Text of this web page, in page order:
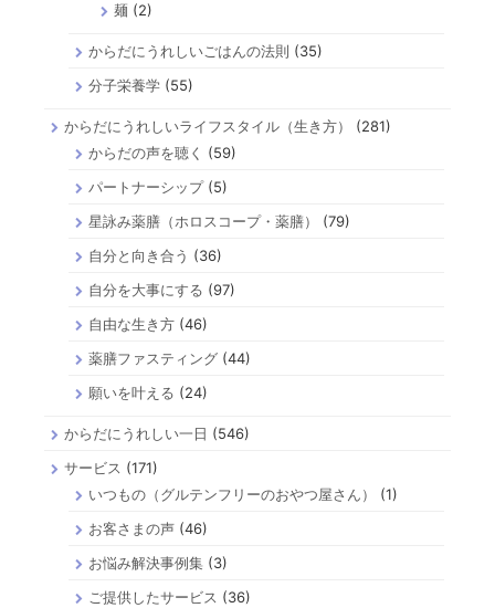
麺 (2)
からだにうれしいごはんの法則 (35)
分子栄養学 (55)
からだにうれしいライフスタイル（生き方）
(281)
からだの声を聴く
(59)
パートナーシップ(5)
星詠み薬膳（ホロスコープ・薬膳）
(79)
自分と向き合う (36)
自分を大事にする (97)
自由な生き方 (46)
薬膳ファスティング (44)
願いを叶える (24)
からだにうれしい一日 (546)
サービス (171)
いつもの（グルテンフリーのおやつ屋さん）
(1)
お客さまの声 (46)
お悩み解決事例集 (3)
ご提供したサービス (36)